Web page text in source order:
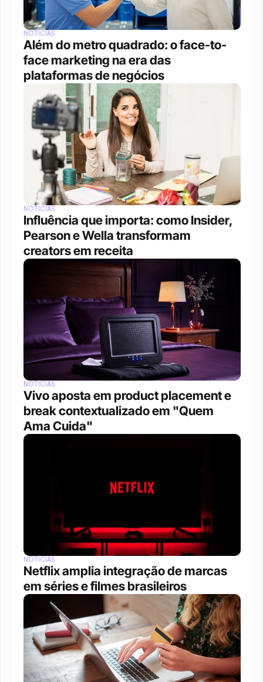
NOTÍCIAS
Além do metro quadrado: o face-to-
face marketing na era das
plataformas de negócios
NOTÍCIAS
Influência que importa: como Insider,
Pearson e Wella transformam
creators em receita
NOTÍCIAS
Vivo aposta em product placement e
break contextualizado em "Quem
Ama Cuida"
NOTÍCIAS
Netflix amplia integração de marcas
em séries e filmes brasileiros